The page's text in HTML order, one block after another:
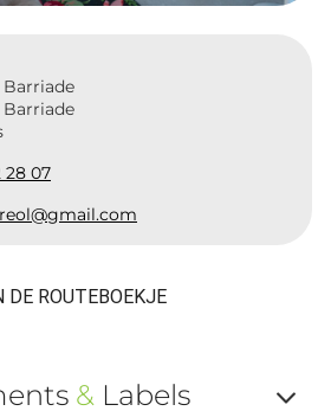
Barriade
Barriade
28 07
DE ROUTEBOEKJE
&Labels